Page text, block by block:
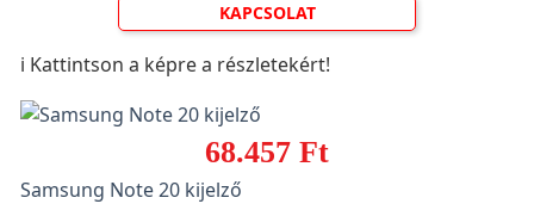
KAPCSOLAT
ℹ️ Kattintson a képre a részletekért!
68.457 Ft
Samsung Note 20 kijelző